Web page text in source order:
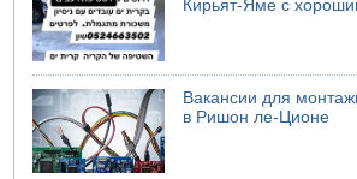
Кирьят-Яме с
Вакансии для
в Ришон ле-Ционе